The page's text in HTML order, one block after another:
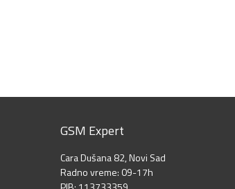
GSM Expert
Cara Dušana 82, Novi Sad
Radno vreme: 09-17h